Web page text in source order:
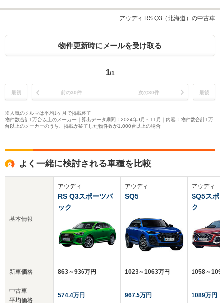
アウディ RS Q3（北海道）の中古車
物件更新時にメールを受け取る
1/1
最初 前の30件 次の30件 最後
※人気のクルマは平均1ヶ月で掲載終了
物件数合計1万台以上のメーカー｜算出データ期間：2024年9月～11月｜内容：物件数合計1万
台以上のメーカーのうち、掲載が終了した物件数が1,000台以上の場合
よく一緒に検討される車種を比較
基本情報
新車価格
中古車
平均価格
アウディ
RS Q3スポーツバ
ック
863～936万円
574.4万円
アウディ
SQ5
1023～1063万円
967.5万円
アウディ
SQ5ス
ク
1058～
1089万円